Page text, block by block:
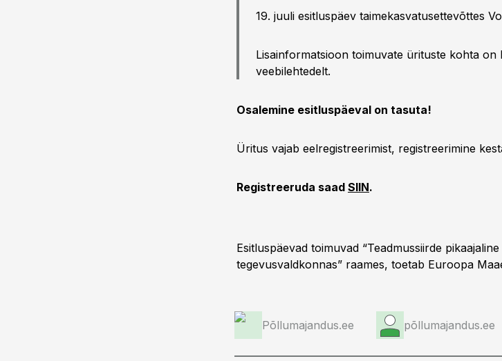
19. juuli esitluspäev taimekasvatusettevõttes
Lisainformatsioon toimuvate ürituste kohta on
veebilehtedelt.
Osalemine esitluspäeval on tasuta!
Üritus vajab eelregistreerimist, registreerimine
Registreeruda saad SIIN.
Esitluspäevad toimuvad “Teadmussiirde
tegevusvaldkonnas” raames, toetab Euroopa
Põllumajandus.ee põllumajandus.ee